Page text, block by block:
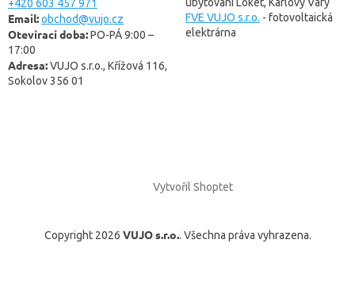
+420 603 457 971
Email:obchod@vujo.cz
Otevírací doba:PO-PÁ 9:00 –
17:00
Adresa:VUJO s.r.o., Křížová 116,
Sokolov 356 01
ubytování Loket, Karlovy Vary
FVE VUJO s.r.o. - fotovoltaická
elektrárna
Vytvořil Shoptet
Copyright 2026 VUJO s.r.o.. Všechna práva vyhrazena.